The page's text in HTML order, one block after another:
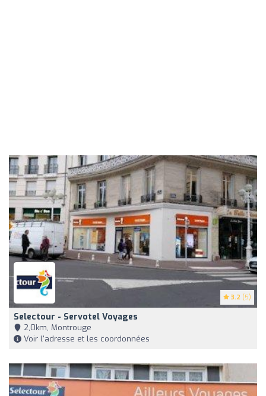
3.2 (5)
Selectour - Servotel Voyages
2,0km, Montrouge
Voir l'adresse et les coordonnées